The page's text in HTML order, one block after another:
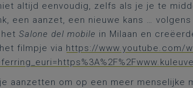
altijd eenvoudig, zelfs als je je te
een aanzet, een nieuwe kans …
Salone del mobile in Milaan en
filmpje via https://www.youtube.com/
aanzetten om op een meer menselijke